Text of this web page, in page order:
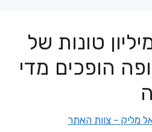
ל-70 מיליון טונות של
הופכים מדי
מליק - צוות האתר